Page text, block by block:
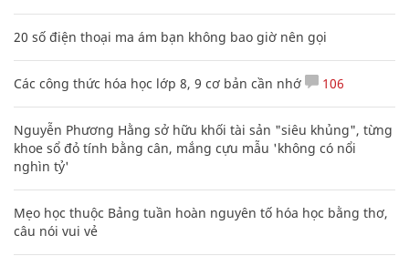
20 số điện thoại ma ám bạn không bao giờ nên gọi
Các công thức hóa học lớp 8, 9 cơ bản cần nhớ 106
Nguyễn Phương Hằng sở hữu khối tài sản "siêu khủng", từng
khoe sổ đỏ tính bằng cân, mắng cựu mẫu 'không có nổi
nghìn tỷ'
Mẹo học thuộc Bảng tuần hoàn nguyên tố hóa học bằng thơ,
câu nói vui vẻ